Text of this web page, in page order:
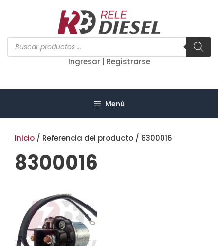
Búsqueda
de
productos
Ingresar | Registrarse
Menú
Inicio / Referencia del producto / 8300016
8300016